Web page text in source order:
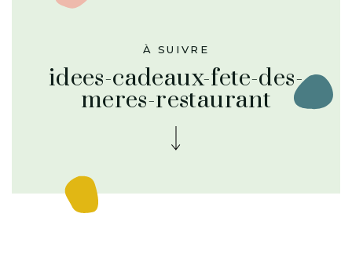
À SUIVRE
idees-cadeaux-fete-des-
meres-restaurant